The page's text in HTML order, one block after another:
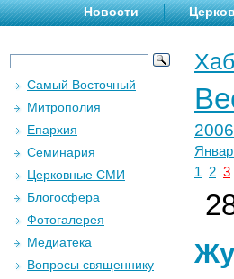
Новости
2006
1
2 3
Самый Восточный
Митрополия
Епархия
Семинария
Церковные СМИ
Блогосфера
Фотогалерея
Медиатека
Вопросы священнику